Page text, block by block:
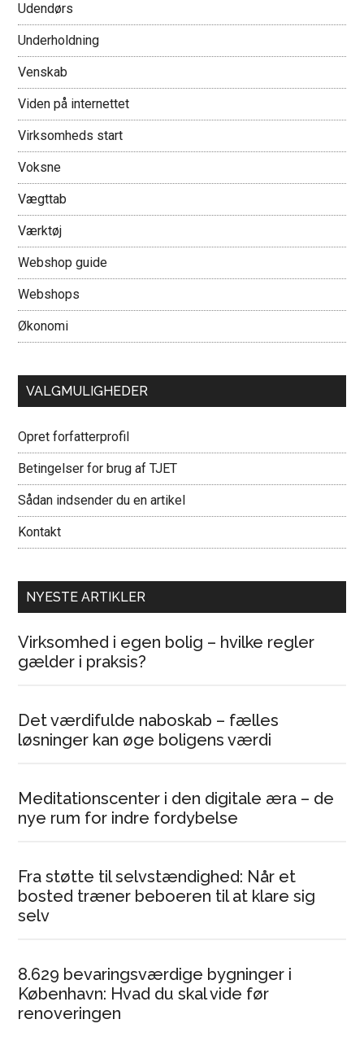
Udendørs
Underholdning
Venskab
Viden på internettet
Virksomheds start
Voksne
Vægttab
Værktøj
Webshop guide
Webshops
Økonomi
VALGMULIGHEDER
Opret forfatterprofil
Betingelser for brug af TJET
Sådan indsender du en artikel
Kontakt
NYESTE ARTIKLER
Virksomhed i egen bolig – hvilke regler
gælder i praksis?
Det værdifulde naboskab – fælles
løsninger kan øge boligens værdi
Meditationscenter i den digitale æra – de
nye rum for indre fordybelse
Fra støtte til selvstændighed: Når et
bosted træner beboeren til at klare sig
selv
8.629 bevaringsværdige bygninger i
København: Hvad du skal vide før
renoveringen